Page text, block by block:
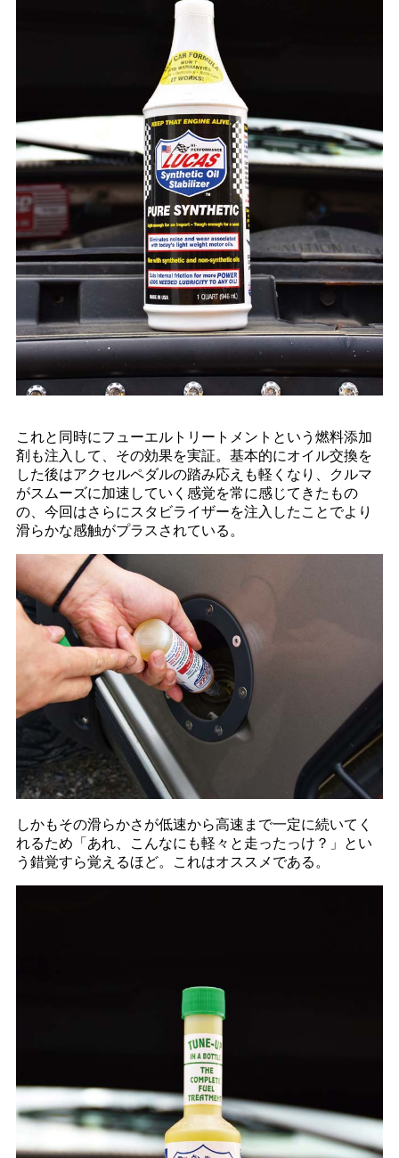
これと同時にフューエルトリートメントという燃料添加
剤も注入して、その効果を実証。基本的にオイル交換を
した後はアクセルペダルの踏み応えも軽くなり、クルマ
がスムーズに加速していく感覚を常に感じてきたもの
の、今回はさらにスタビライザーを注入したことでより
滑らかな感触がプラスされている。
しかもその滑らかさが低速から高速まで一定に続いてく
れるため「あれ、こんなにも軽々と走ったっけ？」とい
う錯覚すら覚えるほど。これはオススメである。